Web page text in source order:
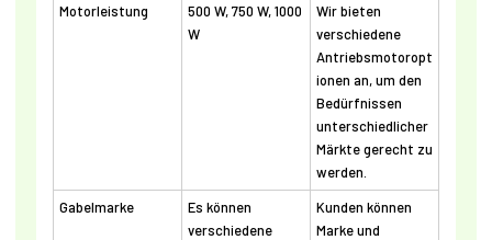
Motorleistung
500 W, 750 W, 1000
W
Wir bieten
verschiedene
Antriebsmotoropt
ionen an, um den
Bedürfnissen
unterschiedlicher
Märkte gerecht zu
werden.
Gabelmarke
Es können
verschiedene
Kunden können
Marke und